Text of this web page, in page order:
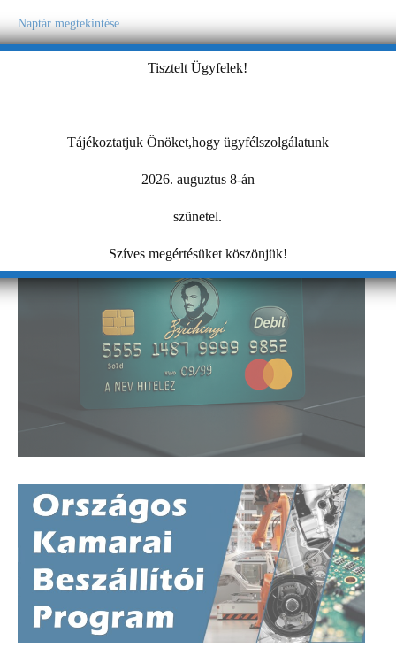
Naptár megtekintése
MIBEN SEGÍT A KAMARA?
Tisztelt Ügyfelek!
Tájékoztatjuk Önöket,hogy ügyfélszolgálatunk
2026. auguztus 8-án
szünetel.
Szíves megértésüket köszönjük!